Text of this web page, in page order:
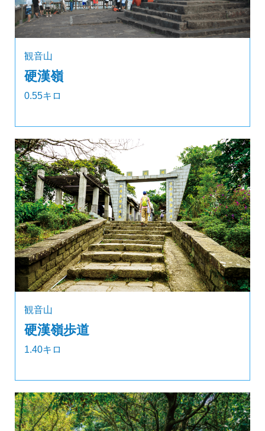
観音山
硬漢嶺
0.55キロ
観音山
硬漢嶺歩道
1.40キロ